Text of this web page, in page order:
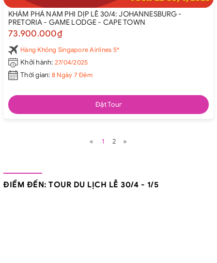
KHÁM PHÁ NAM PHI DỊP LỄ 30/4: JOHANNESBURG -
PRETORIA - GAME LODGE - CAPE TOWN
73.900.000₫
Hàng Không Singapore Airlines 5*
Khởi hành: 27/04/2025
Thời gian: 8 Ngày 7 Đêm
Đặt Tour
« 1 2 »
ĐIỂM ĐẾN: TOUR DU LỊCH LỄ 30/4 - 1/5